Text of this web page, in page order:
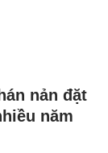
nản đặt
năm